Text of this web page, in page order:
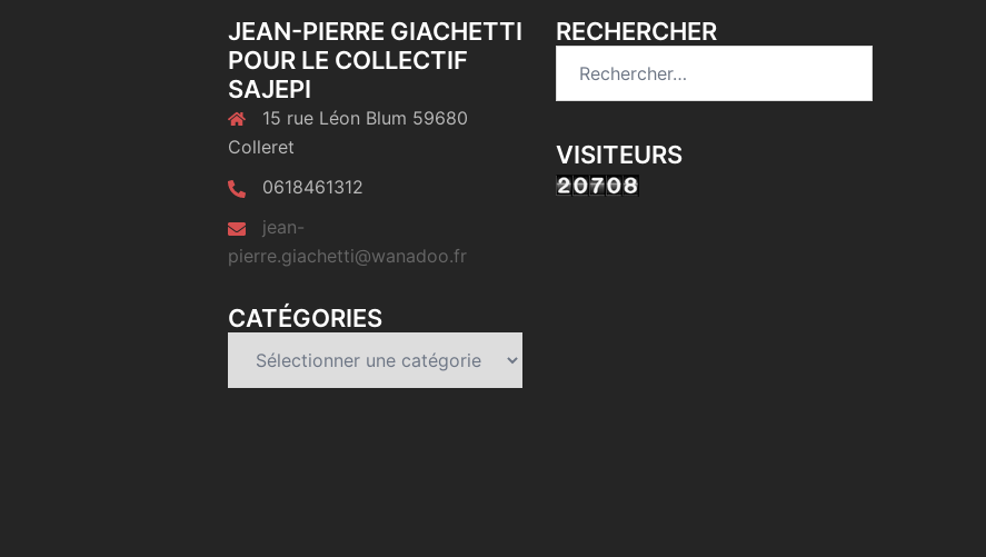
JEAN-PIERRE GIACHETTI
POUR LE COLLECTIF
SAJEPI
15 rue Léon Blum 59680
Colleret
0618461312
jean-
pierre.giachetti@wanadoo.fr
CATÉGORIES
RECHERCHER
VISITEURS